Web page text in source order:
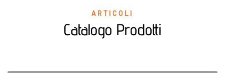
ARTICOLI
Catalogo Prodotti